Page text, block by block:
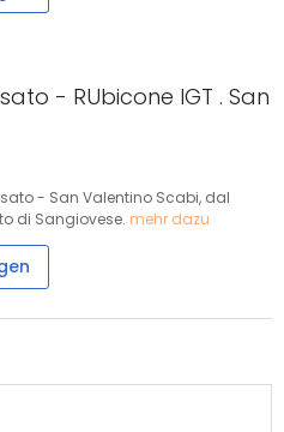
- RUbicone IGT . San
- San Valentino Scabi, dal
di Sangiovese. mehr dazu